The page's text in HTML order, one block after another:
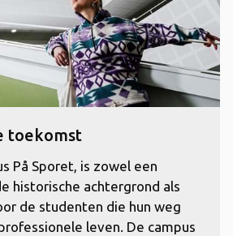
toekomst
På Sporet, is zowel een
historische achtergrond als
de studenten die hun weg
leven. De campus